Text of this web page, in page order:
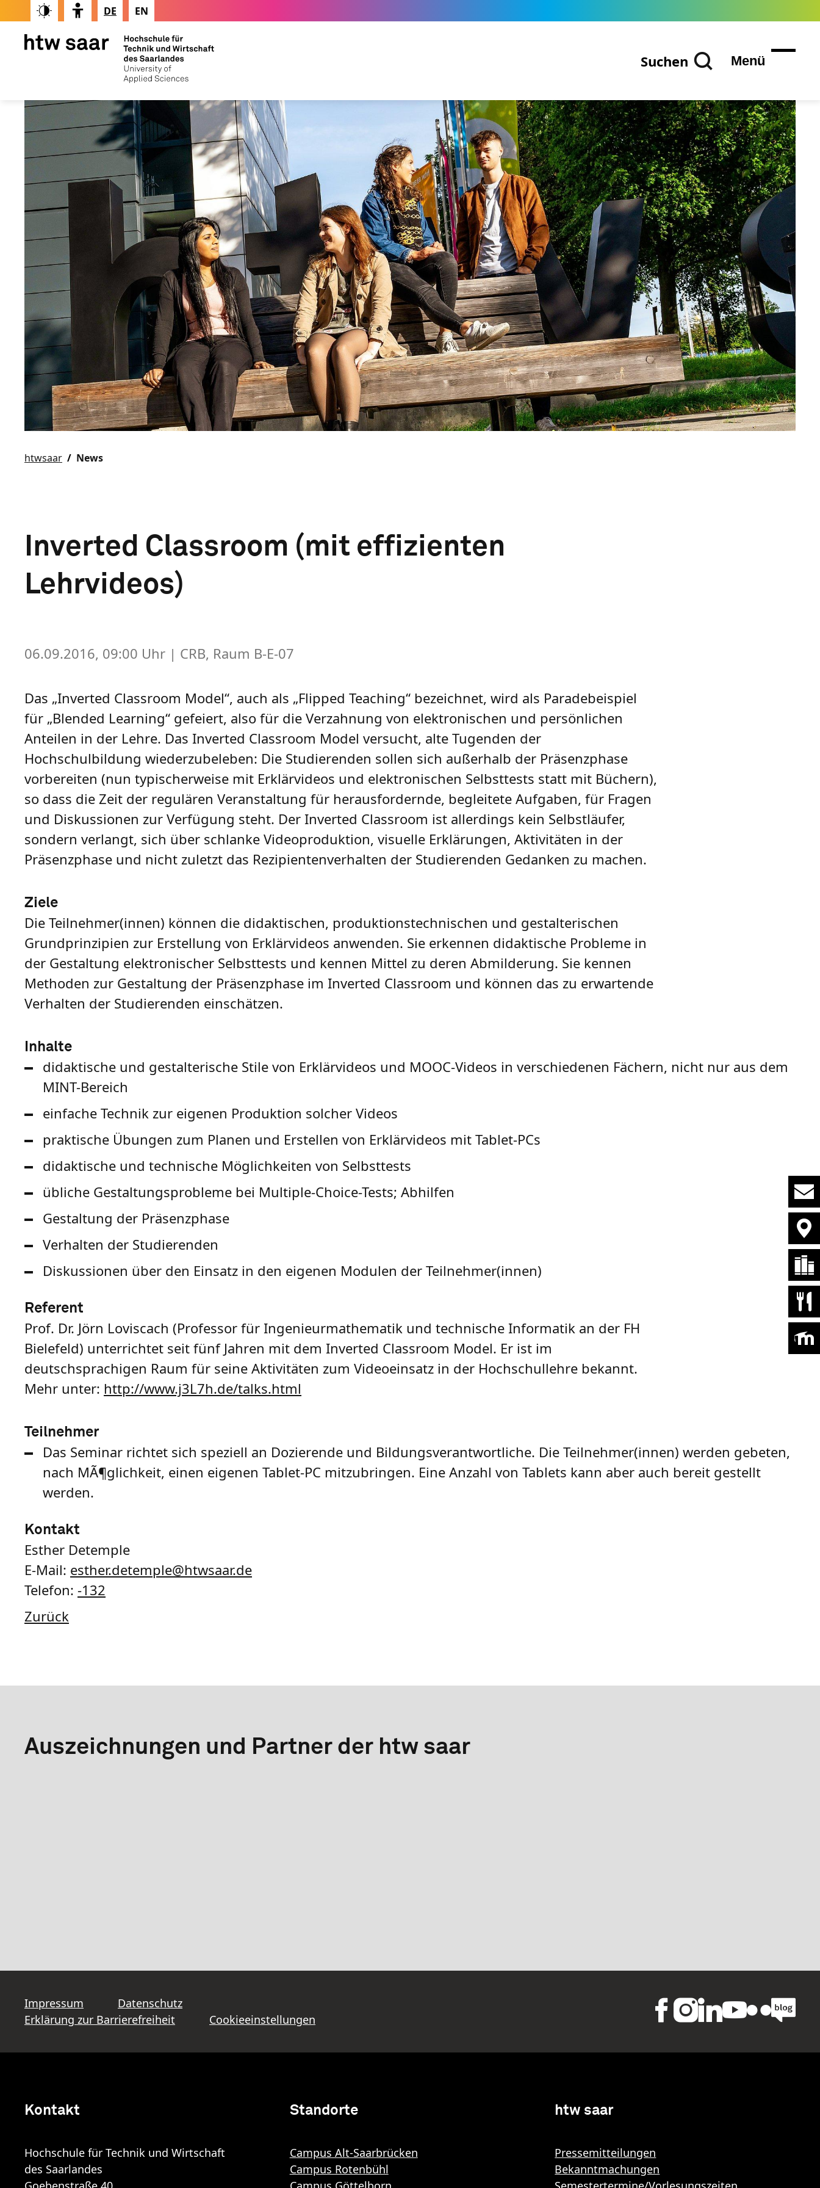
DE EN
Suchen Menü
htwsaar News
Inverted Classroom (mit effizienten
Lehrvideos)
06.09.2016, 09:00 Uhr | CRB, Raum B-E-07
Das „Inverted Classroom Model“, auch als „Flipped Teaching“ bezeichnet, wird als Paradebeispiel
für „Blended Learning“ gefeiert, also für die Verzahnung von elektronischen und persönlichen
Anteilen in der Lehre. Das Inverted Classroom Model versucht, alte Tugenden der
Hochschulbildung wiederzubeleben: Die Studierenden sollen sich außerhalb der Präsenzphase
vorbereiten (nun typischerweise mit Erklärvideos und elektronischen Selbsttests statt mit Büchern),
so dass die Zeit der regulären Veranstaltung für herausfordernde, begleitete Aufgaben, für Fragen
und Diskussionen zur Verfügung steht. Der Inverted Classroom ist allerdings kein Selbstläufer,
sondern verlangt, sich über schlanke Videoproduktion, visuelle Erklärungen, Aktivitäten in der
Präsenzphase und nicht zuletzt das Rezipientenverhalten der Studierenden Gedanken zu machen.
Ziele
Die Teilnehmer(innen) können die didaktischen, produktionstechnischen und gestalterischen
Grundprinzipien zur Erstellung von Erklärvideos anwenden. Sie erkennen didaktische Probleme in
der Gestaltung elektronischer Selbsttests und kennen Mittel zu deren Abmilderung. Sie kennen
Methoden zur Gestaltung der Präsenzphase im Inverted Classroom und können das zu erwartende
Verhalten der Studierenden einschätzen.
Inhalte
didaktische und gestalterische Stile von Erklärvideos und MOOC-Videos in verschiedenen Fächern, nicht nur aus dem
MINT-Bereich
einfache Technik zur eigenen Produktion solcher Videos
praktische Übungen zum Planen und Erstellen von Erklärvideos mit Tablet-PCs
didaktische und technische Möglichkeiten von Selbsttests
übliche Gestaltungsprobleme bei Multiple-Choice-Tests; Abhilfen
Gestaltung der Präsenzphase
Verhalten der Studierenden
Diskussionen über den Einsatz in den eigenen Modulen der Teilnehmer(innen)
Referent
Prof. Dr. Jörn Loviscach (Professor für Ingenieurmathematik und technische Informatik an der FH
Bielefeld) unterrichtet seit fünf Jahren mit dem Inverted Classroom Model. Er ist im
deutschsprachigen Raum für seine Aktivitäten zum Videoeinsatz in der Hochschullehre bekannt.
Mehr unter: http://www.j3L7h.de/talks.html
Teilnehmer
Das Seminar richtet sich speziell an Dozierende und Bildungsverantwortliche. Die Teilnehmer(innen) werden gebeten,
nach MÃ¶glichkeit, einen eigenen Tablet-PC mitzubringen. Eine Anzahl von Tablets kann aber auch bereit gestellt
werden.
Kontakt
Esther Detemple
E-Mail: esther.detemple@htwsaar.de
Telefon: -132
Zurück
Auszeichnungen und Partner der htw saar
Impressum
Datenschutz
Erklärung zur Barrierefreiheit
Cookieeinstellungen
Kontakt
Hochschule für Technik und Wirtschaft
des Saarlandes
Standorte
Campus Alt-Saarbrücken
Campus Rotenbühl
htw saar
Pressemitteilungen
Bekanntmachungen